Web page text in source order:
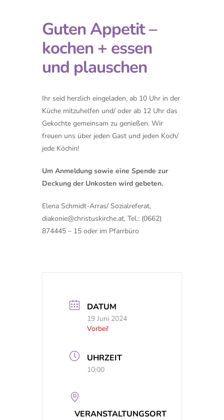
Guten Appetit –
kochen + essen
und plauschen
Ihr seid herzlich eingeladen, ab 10 Uhr in der
Küche mitzuhelfen und/ oder ab 12 Uhr das
Gekochte gemeinsam zu genießen. Wir
freuen uns über jeden Gast und jeden Koch/
jede Köchin!
Um Anmeldung sowie eine Spende zur
Deckung der Unkosten wird gebeten.
Elena Schmidt-Arras/ Sozialreferat,
diakonie@christuskirche.at, Tel.: (0662)
874445 – 15 oder im Pfarrbüro
DATUM
19 Juni 2024
Vorbei!
UHRZEIT
10:00
VERANSTALTUNGSORT